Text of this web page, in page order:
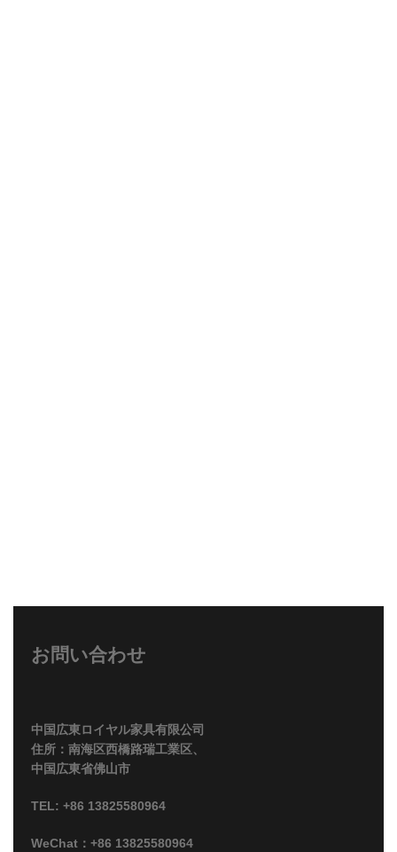
お問い合わせ
中国広東ロイヤル家具有限公司
住所：南海区西橋路瑞工業区、
中国広東省佛山市
TEL: +86 13825580964
WeChat：+86 13825580964